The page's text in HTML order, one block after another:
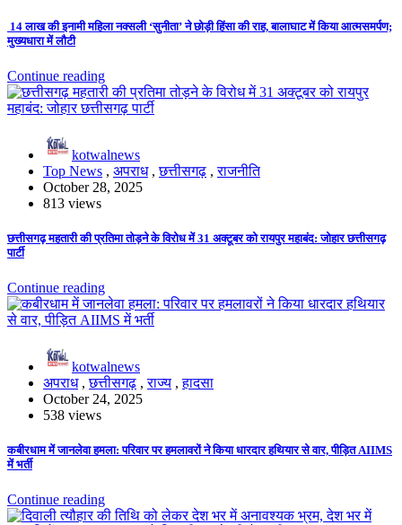
14 लाख की इनामी महिला नक्सली ‘सुनीता’ ने छोड़ी हिंसा की राह, बालाघाट में किया आत्मसमर्पण;
मुख्यधारा में लौटी
Continue reading
kotwalnews
Top News , अपराध,छत्तीसगढ़ ,राजनीति
October 28, 2025
813 views
छत्तीसगढ़ महतारी की प्रतिमा तोड़ने के विरोध में 31 अक्टूबर को रायपुर महाबंद: जोहार छत्तीसगढ़
पार्टी
Continue reading
kotwalnews
अपराध,छत्तीसगढ़ ,राज्य ,हादसा
October 24, 2025
538 views
कबीरधाम में जानलेवा हमला: परिवार पर हमलावरों ने किया धारदार हथियार से वार, पीड़ित AIIMS
में भर्ती
Continue reading